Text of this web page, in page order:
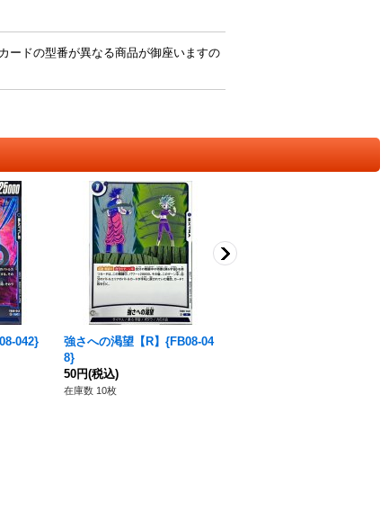
ードの型番が異なる商品が御座いますの
042}
強さへの渇望【R】{FB08-04
8}
50円(税込)
在庫数 10枚